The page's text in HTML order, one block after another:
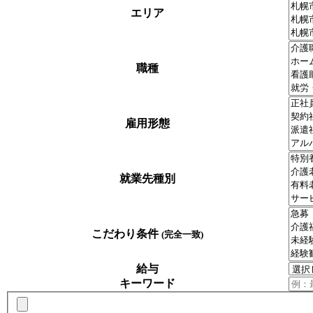
エリア
職種
雇用形態
就業先種別
こだわり条件 (完全一致)
給与
キーワード